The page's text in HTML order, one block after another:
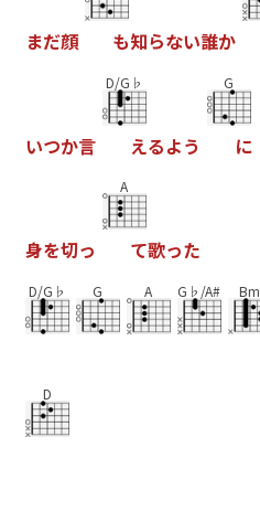
まだ顔 も知らない誰か
いつか言
D/G♭
えるよう
G
に
身を切っ
A
て歌った
D/G♭ G A G♭/A# Bm
D